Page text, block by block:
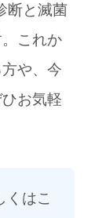
断と滅菌
これか
や、今
お気軽
くはこ